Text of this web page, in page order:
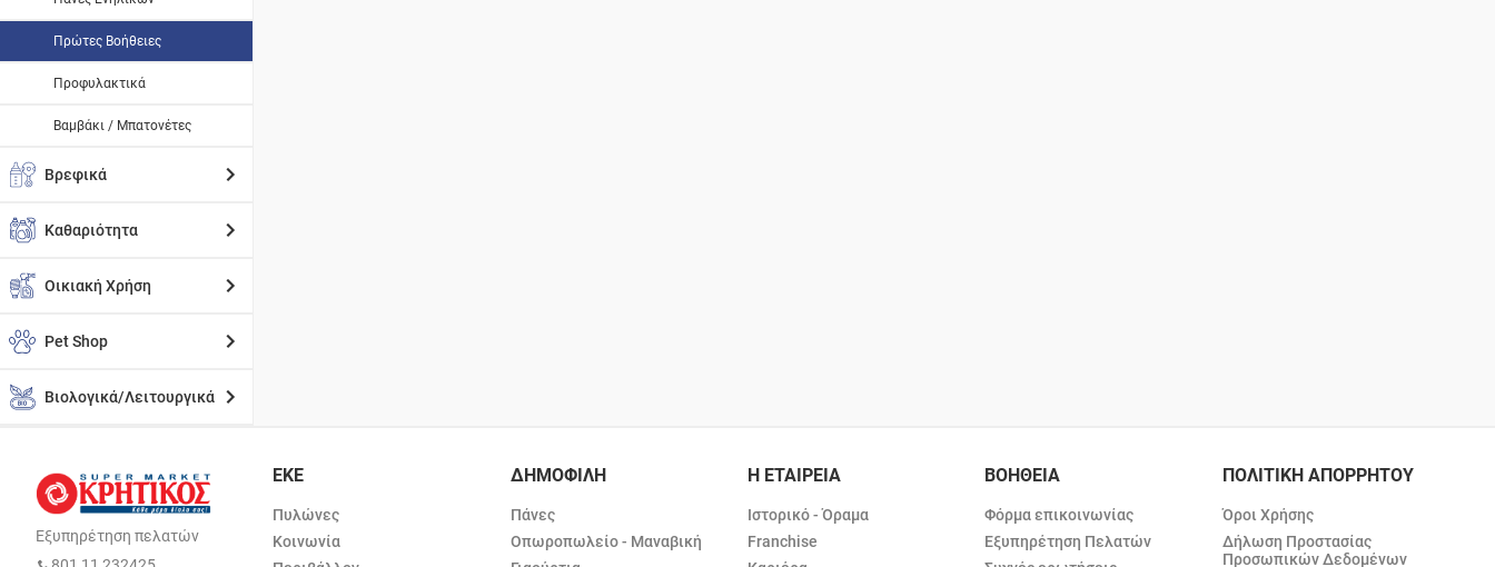
Πρώτες Βοήθειες
Προφυλακτικά
Βαμβάκι / Μπατονέτες
Βρεφικά
Καθαριότητα
Οικιακή Χρήση
Pet Shop
Βιολογικά/Λειτουργικά
Εξυπηρέτηση πελατών
ΕΚΕ
Πυλώνες
Κοινωνία
ΔΗΜΟΦΙΛΗ
Πάνες
Οπωροπωλείο - Μαναβική
Η ΕΤΑΙΡΕΙΑ
Ιστορικό - Όραμα
Franchise
ΒΟΗΘΕΙΑ
Φόρμα επικοινωνίας
Εξυπηρέτηση Πελατών
ΠΟΛΙΤΙΚΗ ΑΠΟΡΡΗΤΟΥ
Όροι Χρήσης
Δήλωση Προστασίας
Προσωπικών Δεδομένων